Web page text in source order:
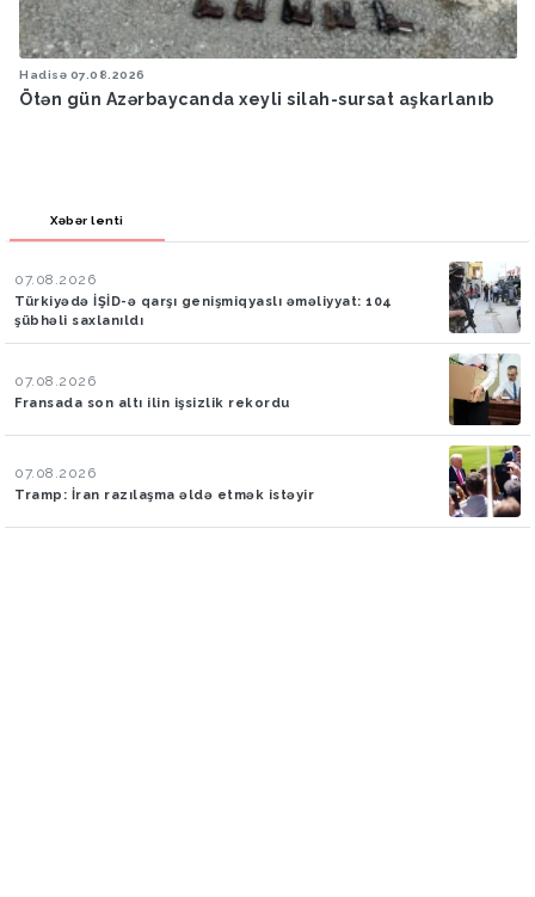
Hadisə 07.08.2026
Ötən gün Azərbaycanda xeyli silah-sursat aşkarlanıb
Xəbər lenti
07.08.2026
Türkiyədə İŞİD-ə qarşı genişmiqyaslı əməliyyat: 104
şübhəli saxlanıldı
07.08.2026
Fransada son altı ilin işsizlik rekordu
07.08.2026
Tramp: İran razılaşma əldə etmək istəyir